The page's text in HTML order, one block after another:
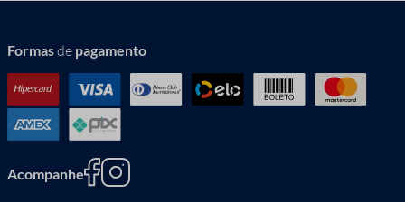
Formasde pagamento
Acompanhe